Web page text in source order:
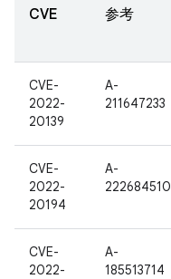
CVE 参考
CVE-
2022-
20139
A-
211647233
CVE-
2022-
20194
A-
222684510
CVE-
2022-
A-
185513714